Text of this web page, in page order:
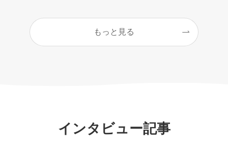
もっと見る
インタビュー記事